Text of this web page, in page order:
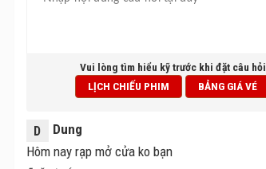
Vui lòng tìm hiểu kỹ trước khi đặt câu hỏi
LỊCH CHIẾU PHIM
BẢNG GIÁ VÉ
D
Dung
Hôm nay rạp mở cửa ko bạn